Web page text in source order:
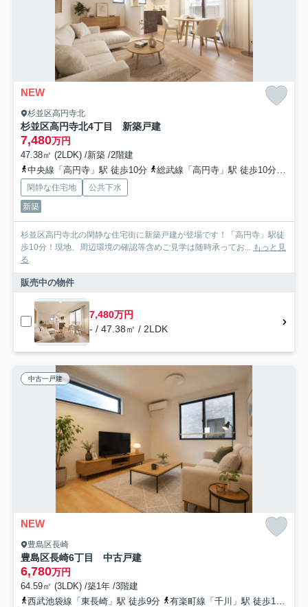
NEW
杉並区高円寺北
杉並区高円寺北4丁目 新築戸建
7,480万円
47.38㎡ (2LDK) /新築 /2階建
中央線「高円寺」駅 徒歩10分
総武線「高円寺」駅 徒歩10分
閑静な住宅地
公共下水
新築
杉並区高円寺北の閑静な住宅街に新築戸建が登場です！「高円寺」駅徒
歩10分！現地、周辺環境の確認等含めご見学は随時承ってお... もっと見
る
販売中の物件
7,480万円
- / 47.38㎡ / 2LDK
中古一戸建
NEW
豊島区長崎
豊島区長崎6丁目 中古戸建
6,780万円
64.59㎡ (3LDK) /築1年 /3階建
西武池袋線「東長崎」駅 徒歩9分
有楽町線「千川」駅 徒歩13分